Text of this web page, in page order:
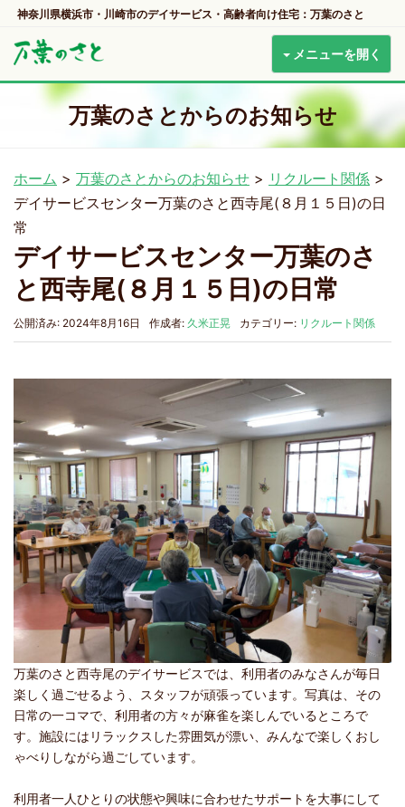
神奈川県横浜市・川崎市のデイサービス・高齢者向け住宅：万葉のさと
メニューを開く
万葉のさとからのお知らせ
ホーム > 万葉のさとからのお知らせ > リクルート関係 >
デイサービスセンター万葉のさと西寺尾(８月１５日)の日
常
デイサービスセンター万葉のさ
と西寺尾(８月１５日)の日常
公開済み: 2024年8月16日 作成者: 久米正晃 カテゴリー: リクルート関係
万葉のさと西寺尾のデイサービスでは、利用者のみなさんが毎日
楽しく過ごせるよう、スタッフが頑張っています。写真は、その
日常の一コマで、利用者の方々が麻雀を楽しんでいるところで
す。施設にはリラックスした雰囲気が漂い、みんなで楽しくおし
ゃべりしながら過ごしています。
利用者一人ひとりの状態や興味に合わせたサポートを大事にして